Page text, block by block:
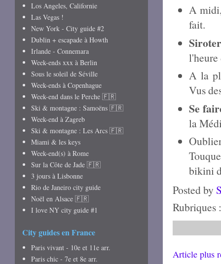
A
fait.
A la
Vus
Se
la
bikini
Posted by
Rubriques
Article plus
Los Angeles, Californie
Las Vegas !
New York - City guide #2
Dublin + escapade à Howth
Irlande - Connemara
Week-ends xxx à Berlin
Sous le soleil de Séville
Week-ends à Copenhague
Week-end dans le Perche 🇫🇷
Ski & montagne : Samoëns 🇫🇷
Week-end à Zagreb
Ski & montagne : Les Arcs 🇫🇷
Miami & les keys
Week-end(s) à Rome
Sur la Côte de Jade 🇫🇷
3 jours à Lisbonne
Rio de Janeiro city guide
Noël en Alsace 🇫🇷
I love NY city guide #1
City guides en France
Paris vivant - 10e et 11e arr.
Paris chic - 7e et 8e arr.